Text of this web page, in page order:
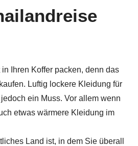
Ihren Koffer packen, denn das
Luftig lockere Kleidung für
ein Muss. Vor allem wenn
etwas wärmere Kleidung im
Land ist, in dem Sie überall